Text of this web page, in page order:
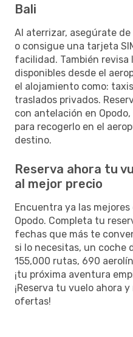
Bali
Al aterrizar, asegúrate
o consigue una tarjeta
facilidad. También
disponibles desde el
el alojamiento como:
traslados privados.
con antelación en
para recogerlo en el
destino.
Reserva ahora tu
al mejor precio
Encuentra ya las
Opodo. Completa tu
fechas que más te
si lo necesitas, un coche
155,000 rutas, 690
¡tu próxima aventura
¡Reserva tu vuelo ahora
ofertas!